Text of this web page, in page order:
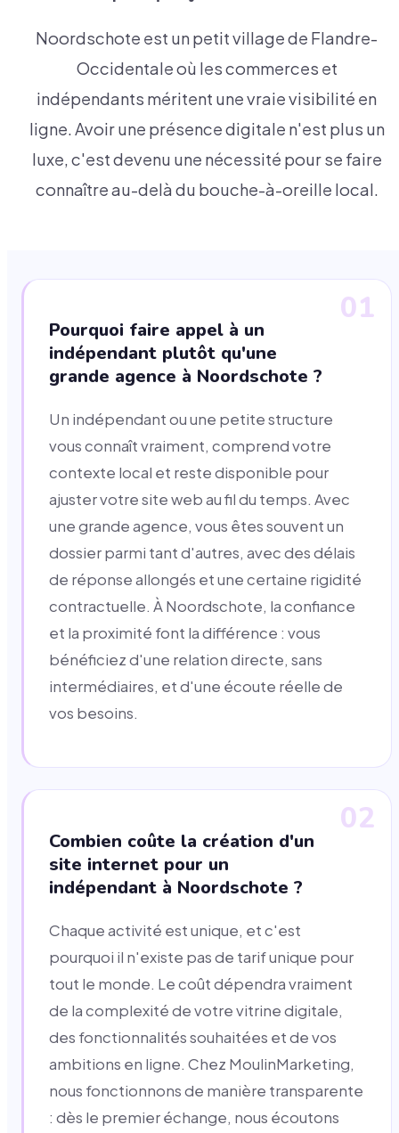
Noordschote est un petit village de Flandre-
Occidentale où les commerces et
indépendants méritent une vraie visibilité en
ligne. Avoir une présence digitale n'est plus un
luxe, c'est devenu une nécessité pour se faire
connaître au-delà du bouche-à-oreille local.
01
Pourquoi faire appel à un
indépendant plutôt qu'une
grande agence à Noordschote ?
Un indépendant ou une petite structure
vous connaît vraiment, comprend votre
contexte local et reste disponible pour
ajuster votre site web au fil du temps. Avec
une grande agence, vous êtes souvent un
dossier parmi tant d'autres, avec des délais
de réponse allongés et une certaine rigidité
contractuelle. À Noordschote, la confiance
et la proximité font la différence : vous
bénéficiez d'une relation directe, sans
intermédiaires, et d'une écoute réelle de
vos besoins.
02
Combien coûte la création d'un
site internet pour un
indépendant à Noordschote ?
Chaque activité est unique, et c'est
pourquoi il n'existe pas de tarif unique pour
tout le monde. Le coût dépendra vraiment
de la complexité de votre vitrine digitale,
des fonctionnalités souhaitées et de vos
ambitions en ligne. Chez MoulinMarketing,
nous fonctionnons de manière transparente
: dès le premier échange, nous écoutons